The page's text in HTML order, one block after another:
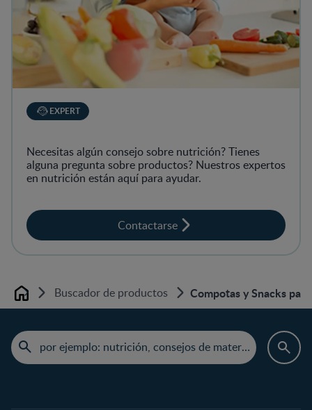
EXPERT
Necesitas algún consejo sobre nutrición? Tienes
alguna pregunta sobre productos? Nuestros expertos
en nutrición están aquí para ayudar.
Contactarse
Home Buscador de productos Compotas y Snacks